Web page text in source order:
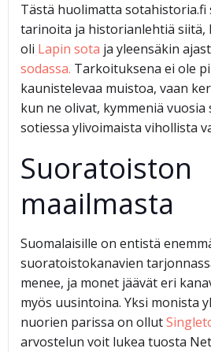
Tästä huolimatta sotahistoria.fi
tarinoita ja historianlehtiä siitä,
oli Lapin sota ja yleensäkin
sodassa. Tarkoituksena ei ole
kaunistelevaa muistoa, vaan
kun ne olivat, kymmeniä vuosia
sotiessa ylivoimaista vihollista
Suoratoiston
maailmasta
Suomalaisille on entistä
suoratoistokanavien
menee, ja monet jäävät eri
myös uusintoina. Yksi monista
nuorien parissa on ollut
arvostelun voit lukea tuosta